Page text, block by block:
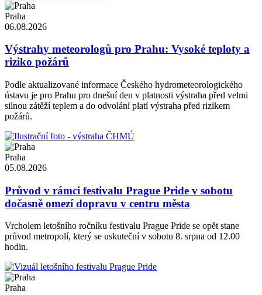
Praha
06.08.2026
Výstrahy meteorologů pro Prahu: Vysoké teploty a
riziko požárů
Podle aktualizované informace Českého hydrometeorologického
ústavu je pro Prahu pro dnešní den v platnosti výstraha před velmi
silnou zátěží teplem a do odvolání platí výstraha před rizikem
požárů.
Praha
05.08.2026
Průvod v rámci festivalu Prague Pride v sobotu
dočasně omezí dopravu v centru města
Vrcholem letošního ročníku festivalu Prague Pride se opět stane
průvod metropolí, který se uskuteční v sobotu 8. srpna od 12.00
hodin.
Praha